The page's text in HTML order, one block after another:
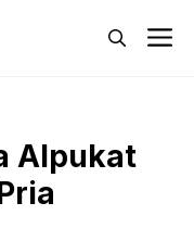
Alpukat